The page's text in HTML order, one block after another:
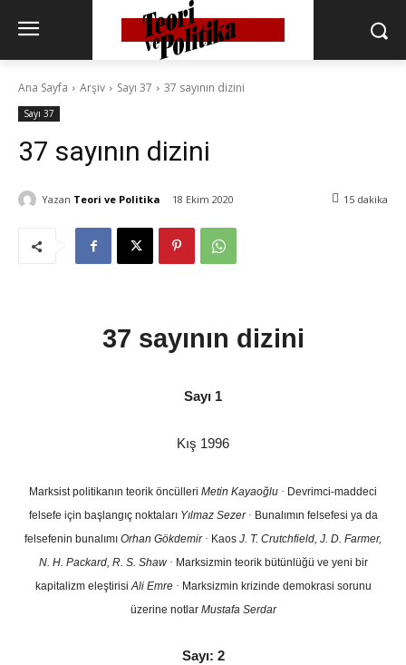
Ana Sayfa Arşiv Sayı 37 37 sayının dizini
Sayı 37
37 sayının dizini
Yazan Teori ve Politika 18 Ekim 2020 15 dakika
37 sayının dizini
Sayı 1
Kış 1996
Marksist politikanın teorik öncülleri Metin Kayaoğlu · Devrimci-maddeci
felsefe için başlangıç noktaları Yılmaz Sezer · Bunalımın felsefesi ya da
felsefenin bunalımı Orhan Gökdemir · Kaos J. T. Crutchfield, J. D. Farmer,
N. H. Packard, R. S. Shaw · Marksizmin teorik bütünlüğü ve yeni bir
kapitalizm eleştirisiAli Emre · Marksizmin krizinde demokrasi sorunu
üzerine notlar Mustafa Serdar
Sayı: 2